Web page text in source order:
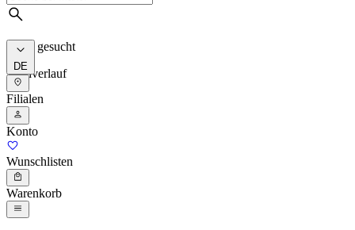
Meist gesucht
Suchverlauf
DE
Filialen
Konto
Wunschlisten
Warenkorb